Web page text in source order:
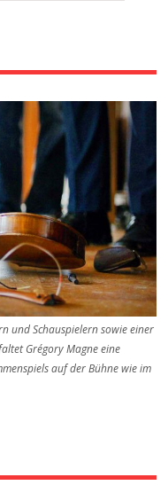
und Schauspielern sowie einer
Grégory Magne eine
auf der Bühne wie im